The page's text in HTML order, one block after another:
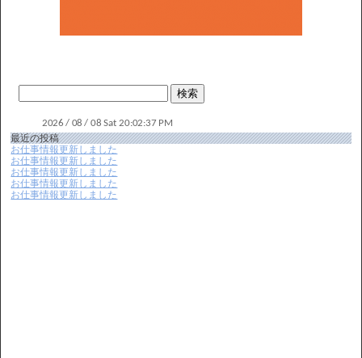
最近の投稿
お仕事情報更新しました
お仕事情報更新しました
お仕事情報更新しました
お仕事情報更新しました
お仕事情報更新しました